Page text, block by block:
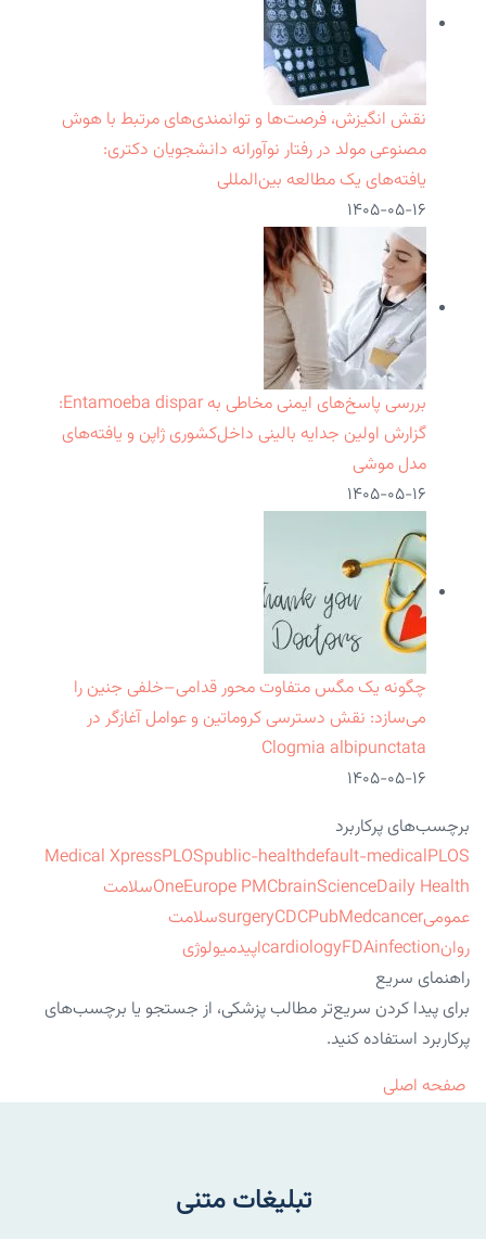
نقش انگیزش، فرصت‌ها و توانمندی‌های مرتبط با هوش
مصنوعی مولد در رفتار نوآورانه دانشجویان دکتری:
یافته‌های یک مطالعه بین‌المللی
۱۴۰۵-۰۵-۱۶
بررسی پاسخ‌های ایمنی مخاطی به Entamoeba dispar:
گزارش اولین جدایه بالینی داخل‌کشوری ژاپن و یافته‌های
مدل موشی
۱۴۰۵-۰۵-۱۶
چگونه یک مگس متفاوت محور قدامی–خلفی جنین را
می‌سازد: نقش دسترسی کروماتین و عوامل آغازگر در
Clogmia albipunctata
۱۴۰۵-۰۵-۱۶
برچسب‌های پرکاربرد
Medical XpressPLOSpublic-healthdefault-medicalPLOS
OneEurope PMCbrainScienceDaily Health
سلامت
عمومی
surgeryCDCPubMedcancer
سلامت
روان
cardiologyFDAinfection
اپیدمیولوژی
راهنمای سریع
برای پیدا کردن سریع‌تر مطالب پزشکی، از جستجو یا برچسب‌های
پرکاربرد استفاده کنید.
صفحه اصلی
تبلیغات متنی